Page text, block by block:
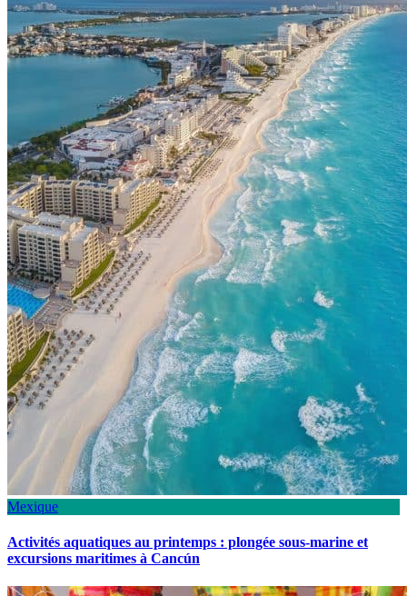
Mexique
Activités aquatiques au printemps : plongée sous-marine et
excursions maritimes à Cancún